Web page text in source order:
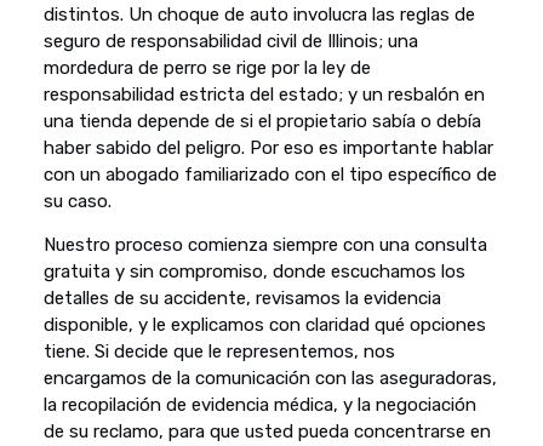
distintos. Un choque de auto involucra las reglas de
seguro de responsabilidad civil de Illinois; una
mordedura de perro se rige por la ley de
responsabilidad estricta del estado; y un resbalón en
una tienda depende de si el propietario sabía o debía
haber sabido del peligro. Por eso es importante hablar
con un abogado familiarizado con el tipo específico de
su caso.
Nuestro proceso comienza siempre con una consulta
gratuita y sin compromiso, donde escuchamos los
detalles de su accidente, revisamos la evidencia
disponible, y le explicamos con claridad qué opciones
tiene. Si decide que le representemos, nos
encargamos de la comunicación con las aseguradoras,
la recopilación de evidencia médica, y la negociación
de su reclamo, para que usted pueda concentrarse en